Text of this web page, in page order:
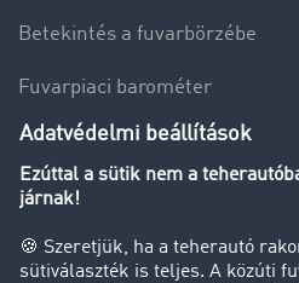
Betekintés a fuvarbörzébe
Fuvarpiaci barométer
Transzportlexikon
Tehergépkocsi-
Cég